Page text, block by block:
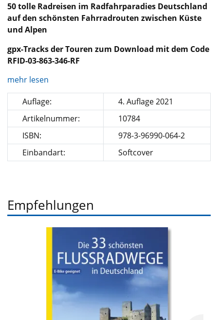
50 tolle Radreisen im Radfahrparadies Deutschland
auf den schönsten Fahrradrouten zwischen Küste
und Alpen
gpx-Tracks der Touren zum Download mit dem Code
RFID-03-863-346-RF
mehr lesen
Auflage:
4. Auflage 2021
Artikelnummer:
10784
ISBN:
978-3-96990-064-2
Einbandart:
Softcover
Empfehlungen